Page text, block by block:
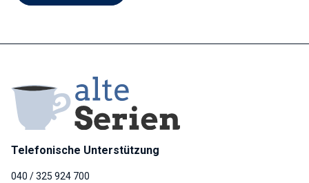
Telefonische Unterstützung
040 / 325 924 700